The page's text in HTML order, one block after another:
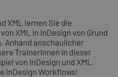
XML lernen Sie die
XML in InDesign von Grund
Anhand anschaulicher
TrainerInnen in dieser
von InDesign und XML.
InDesign Workflows!